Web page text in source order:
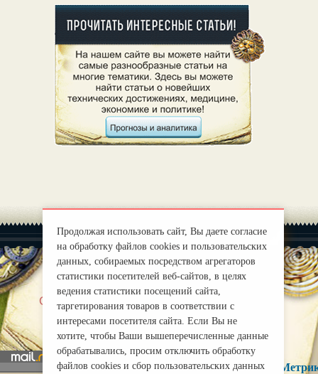
О нас |
Правила
mirprognoz@mail.ru
Продолжая использовать сайт, Вы даете согласие
на обработку файлов cookies и пользовательских
данных, собираемых посредством агрегаторов
статистики посетителей веб-сайтов, в целях
ведения статистики посещений сайта,
таргетирования товаров в соответствии с
интересами посетителя сайта. Если Вы не
хотите, чтобы Ваши вышеперечисленные данные
обрабатывались, просим отключить обработку
файлов cookies и сбор пользовательских данных